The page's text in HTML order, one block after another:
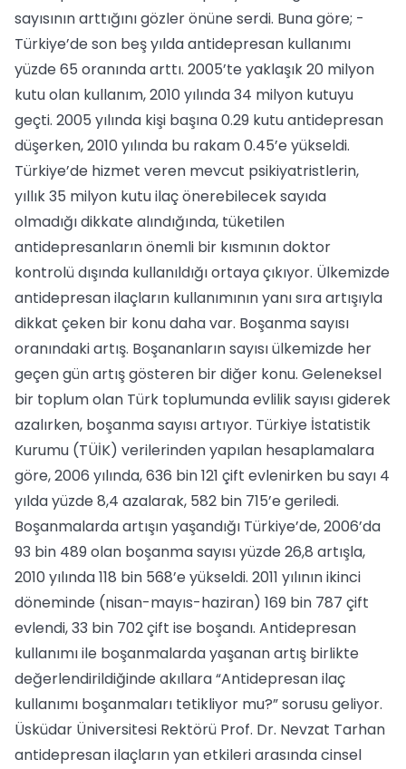
sayısının arttığını gözler önüne serdi. Buna göre; -
Türkiye’de son beş yılda antidepresan kullanımı
yüzde 65 oranında arttı. 2005’te yaklaşık 20 milyon
kutu olan kullanım, 2010 yılında 34 milyon kutuyu
geçti. 2005 yılında kişi başına 0.29 kutu antidepresan
düşerken, 2010 yılında bu rakam 0.45’e yükseldi.
Türkiye’de hizmet veren mevcut psikiyatristlerin,
yıllık 35 milyon kutu ilaç önerebilecek sayıda
olmadığı dikkate alındığında, tüketilen
antidepresanların önemli bir kısmının doktor
kontrolü dışında kullanıldığı ortaya çıkıyor. Ülkemizde
antidepresan ilaçların kullanımının yanı sıra artışıyla
dikkat çeken bir konu daha var. Boşanma sayısı
oranındaki artış. Boşananların sayısı ülkemizde her
geçen gün artış gösteren bir diğer konu. Geleneksel
bir toplum olan Türk toplumunda evlilik sayısı giderek
azalırken, boşanma sayısı artıyor. Türkiye İstatistik
Kurumu (TÜİK) verilerinden yapılan hesaplamalara
göre, 2006 yılında, 636 bin 121 çift evlenirken bu sayı 4
yılda yüzde 8,4 azalarak, 582 bin 715’e geriledi.
Boşanmalarda artışın yaşandığı Türkiye’de, 2006’da
93 bin 489 olan boşanma sayısı yüzde 26,8 artışla,
2010 yılında 118 bin 568’e yükseldi. 2011 yılının ikinci
döneminde (nisan-mayıs-haziran) 169 bin 787 çift
evlendi, 33 bin 702 çift ise boşandı. Antidepresan
kullanımı ile boşanmalarda yaşanan artış birlikte
değerlendirildiğinde akıllara “Antidepresan ilaç
kullanımı boşanmaları tetikliyor mu?” sorusu geliyor.
Üsküdar Üniversitesi Rektörü Prof. Dr. Nevzat Tarhan
antidepresan ilaçların yan etkileri arasında cinsel